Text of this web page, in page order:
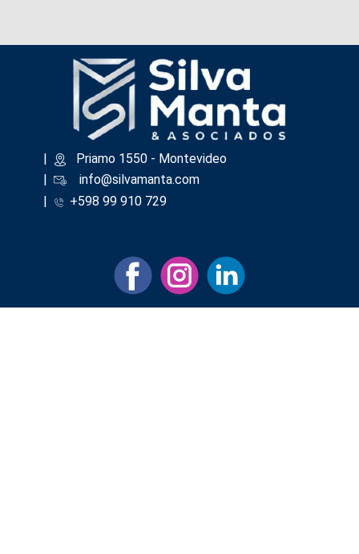
|
​Priamo 1550 - Montevideo
info@silvamanta.com
|
+598 99 910 729